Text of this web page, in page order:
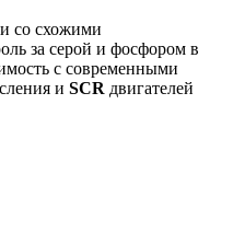
со схожими
за серой и фосфором в
с современными
и SCR двигателей